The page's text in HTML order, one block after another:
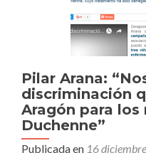
Pilar Arana:
discriminación
Aragón para los
Duchenne”
Publicada en 16